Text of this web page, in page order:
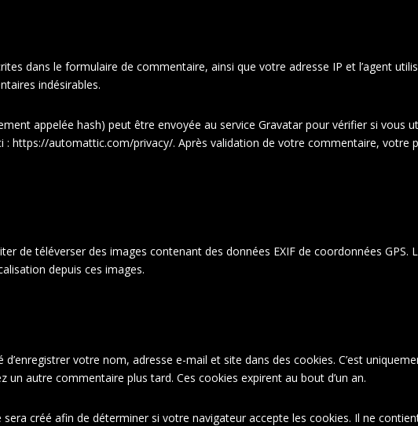
dans le formulaire de commentaire, ainsi que votre adresse IP et l’agent
indésirables.
appelée hash) peut être envoyée au service Gravatar pour vérifier si vous
: https://automattic.com/privacy/. Après validation de votre commentaire, votre
de téléverser des images contenant des données EXIF de coordonnées GPS.
depuis ces images.
votre nom, adresse e-mail et site dans des cookies. C’est
autre commentaire plus tard. Ces cookies expirent au bout d’un an.
créé afin de déterminer si votre navigateur accepte les cookies. Il ne